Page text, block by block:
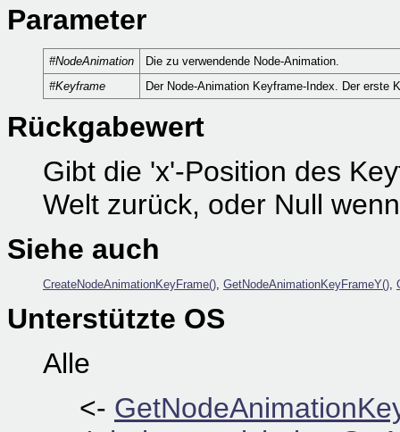
Parameter
#NodeAnimation
Die zu verwendende Node-Animation.
#Keyframe
Der Node-Animation Keyframe-Index. Der erste
Rückgabewert
Gibt die 'x'-Position des
Welt zurück, oder Null
Siehe auch
CreateNodeAnimationKeyFrame(), GetNodeAnimationKeyFrameY(),
Unterstützte OS
Alle
<-